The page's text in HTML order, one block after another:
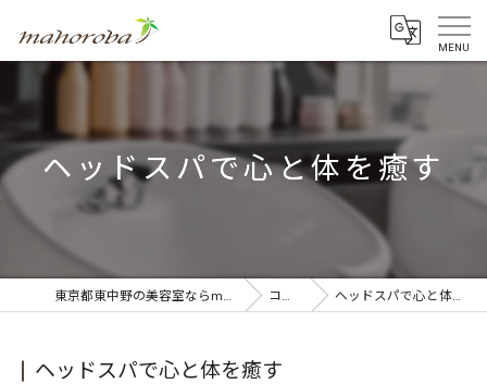
ヘッドスパで心と体を癒す
東京都東中野の美容室ならmahoroba コラム ヘッドスパで心と体を癒す
ヘッドスパで心と体を癒す